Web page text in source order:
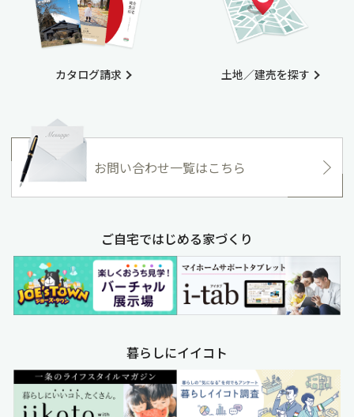
カタログ請求 土地／建売を探す
お問い合わせ一覧はこちら
ご自宅ではじめる家づくり
暮らしにイイコト